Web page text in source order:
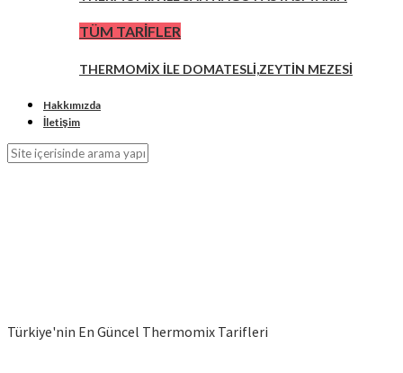
TÜM TARİFLER
THERMOMİX İLE DOMATESLİ,ZEYTİN MEZESİ
Hakkımızda
İletişim
Türkiye'nin En Güncel Thermomix Tarifleri